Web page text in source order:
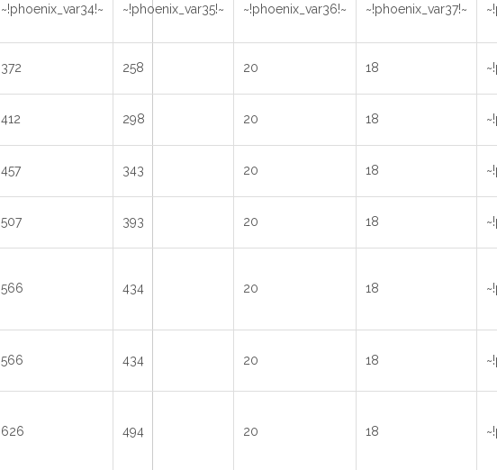
~!phoenix_var34!~ ~!phoenix_var35!~ ~!phoenix_var36!~ ~!phoenix_var37!~
372 258 20 18
412 298 20 18
457 343 20 18
507 393 20 18
566 434 20 18
566 434 20 18
626 494 20 18